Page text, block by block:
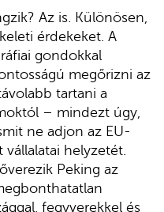
Az is. Különösen,
érdekeket. A
gondokkal
megőrizni az
tartani a
– mindezt úgy,
ne adjon az EU-
helyzetét.
Peking az
fegyverekkel és